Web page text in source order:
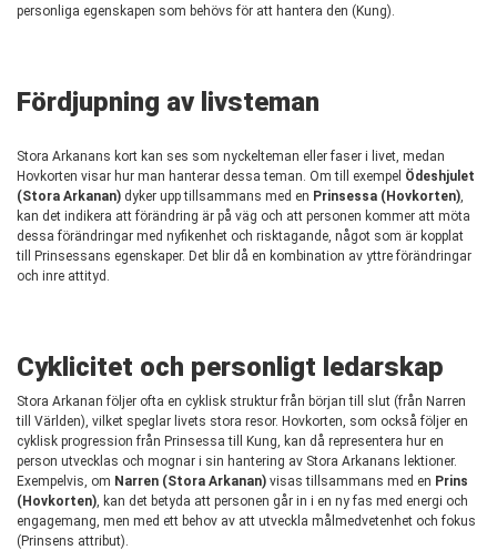
personliga egenskapen som behövs för att hantera den (Kung).
Fördjupning av livsteman
Stora Arkanans kort kan ses som nyckelteman eller faser i livet, medan
Hovkorten visar hur man hanterar dessa teman. Om till exempel Ödeshjulet
(Stora Arkanan) dyker upp tillsammans med en Prinsessa (Hovkorten)
kan det indikera att förändring är på väg och att personen kommer att möta
dessa förändringar med nyfikenhet och risktagande, något som är kopplat
till Prinsessans egenskaper. Det blir då en kombination av yttre förändringar
och inre attityd.
Cyklicitet och personligt ledarskap
Stora Arkanan följer ofta en cyklisk struktur från början till slut (från Narren
till Världen), vilket speglar livets stora resor. Hovkorten, som också följer en
cyklisk progression från Prinsessa till Kung, kan då representera hur en
person utvecklas och mognar i sin hantering av Stora Arkanans lektioner.
Exempelvis, om Narren (Stora Arkanan) visas tillsammans med en Prins
(Hovkorten) , kan det betyda att personen går in i en ny fas med energi och
engagemang, men med ett behov av att utveckla målmedvetenhet och fokus
(Prinsens attribut).